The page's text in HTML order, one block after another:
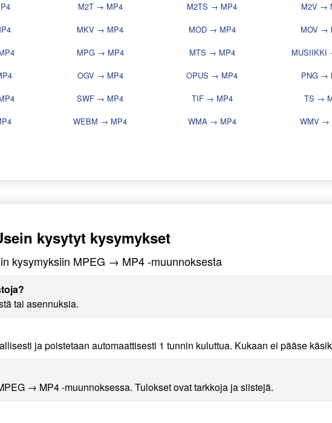
M2T → MP4 M2TS → MP4
M2V →
MKV → MP4 MOD → MP4
MOV →
MPG → MP4 MTS → MP4
MUSIIKKI
OGV → MP4 OPUS → MP4
PNG →
SWF → MP4 TIF → MP4
TS →
WEBM → MP4 WMA → MP4
WMV →
kysytyt kysymykset
kysymyksiin MPEG → MP4 -muunnoksesta
tai asennuksia.
ja poistetaan automaattisesti 1 tunnin kuluttua. Kukaan ei pääse
→ MP4 -muunnoksessa. Tulokset ovat tarkkoja ja siistejä.